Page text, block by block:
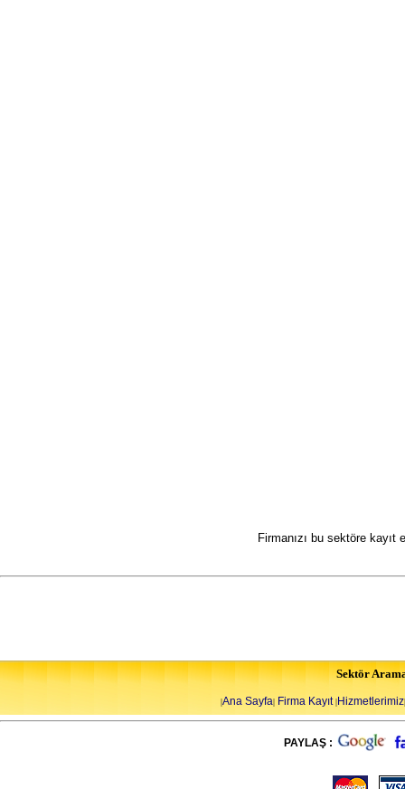
Firmanızı bu sektöre
Sektör
|Ana Sayfa| Firma Kayıt|Hizmetlerimiz|
PAYLAŞ :